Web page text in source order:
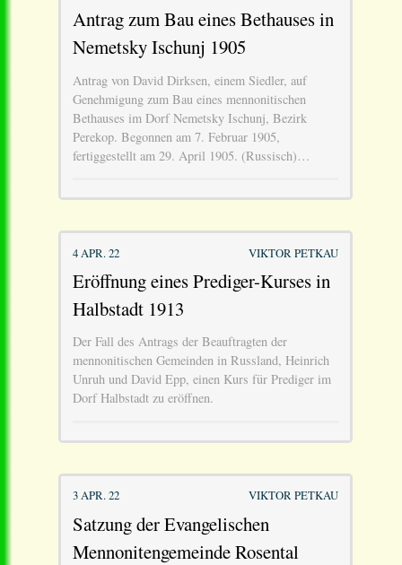
Antrag zum Bau eines Bethauses in
Nemetsky Ischunj 1905
Antrag von David Dirksen, einem Siedler, auf
Genehmigung zum Bau eines mennonitischen
Bethauses im Dorf Nemetsky Ischunj, Bezirk
Perekop. Begonnen am 7. Februar 1905,
fertiggestellt am 29. April 1905. (Russisch)…
4 APR. 22 VIKTOR PETKAU
Eröffnung eines Prediger-Kurses in
Halbstadt 1913
Der Fall des Antrags der Beauftragten der
mennonitischen Gemeinden in Russland, Heinrich
Unruh und David Epp, einen Kurs für Prediger im
Dorf Halbstadt zu eröffnen.
3 APR. 22 VIKTOR PETKAU
Satzung der Evangelischen
Mennonitengemeinde Rosental